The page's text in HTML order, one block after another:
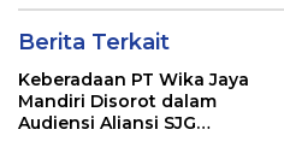
Berita Terkait
Keberadaan PT Wika Jaya
Mandiri Disorot dalam
Audiensi Aliansi SJG